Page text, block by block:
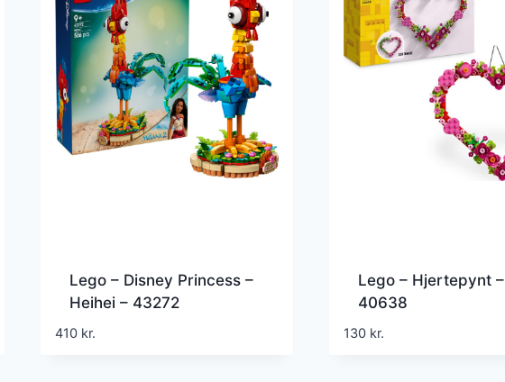
Lego – Disney Princess –
Heihei – 43272
410 kr.
Lego – Hjertepynt –
40638
130 kr.